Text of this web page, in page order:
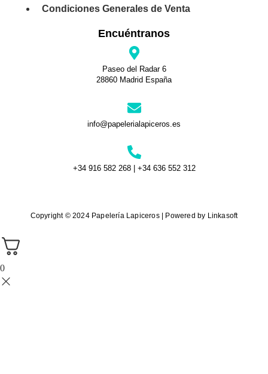
Condiciones Generales de Venta
Encuéntranos
Paseo del Radar 6
28860 Madrid España
info@papelerialapiceros.es
+34 916 582 268 | +34 636 552 312
Copyright © 2024 Papelería Lapiceros | Powered by Linkasoft
0